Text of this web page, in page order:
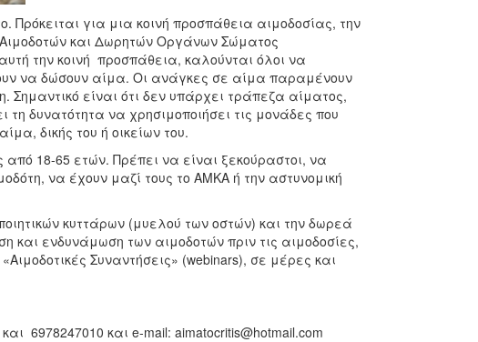
Πρόκειται για μια κοινή προσπάθεια αιμοδοσίας, την
και Δωρητών Οργάνων Σώματος
την κοινή προσπάθεια, καλούνται όλοι να
να δώσουν αίμα. Οι ανάγκες σε αίμα παραμένουν
είναι ότι δεν υπάρχει τράπεζα αίματος,
τη δυνατότητα να χρησιμοποιήσει τις μονάδες που
δικής του ή οικείων του.
18-65 ετών. Πρέπει να είναι ξεκούραστοι, να
να έχουν μαζί τους το ΑΜΚΑ ή την αστυνομική
κυττάρων (μυελού των οστών) και την δωρεά
και ενδυνάμωση των αιμοδοτών πριν τις αιμοδοσίες,
Συναντήσεις» (webinars), σε μέρες και
6978247010 και e-mail: aimatocritis@hotmail.com